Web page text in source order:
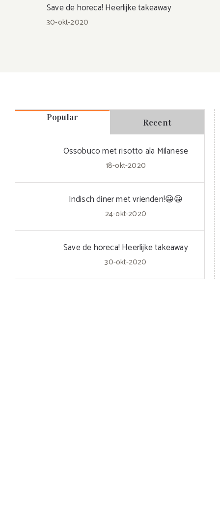
Save de horeca! Heerlijke takeaway
30-okt-2020
Popular Recent
Ossobuco met risotto ala Milanese
18-okt-2020
Indisch diner met vrienden!😀😀
24-okt-2020
Save de horeca! Heerlijke takeaway
30-okt-2020